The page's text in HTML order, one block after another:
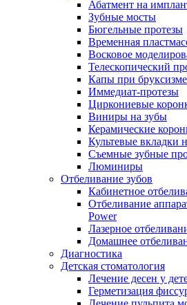
Абатмент на
Зубные мосты
Бюгельные протезы
Временная
Восковое
Телескопический
Капы при бруксизме
Иммедиат-протезы
Циркониевые
Виниры на зубы
Керамические
Культевые вкладки
Съемные зубные
Люминиры
Отбеливание зубов
Кабинетное
Отбеливание
Power
Лазерное
Домашнее
Диагностика
Детская стоматология
Лечение десен у
Герметизация